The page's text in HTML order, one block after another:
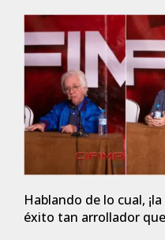
Hablando de lo cual,
éxito tan arrollador